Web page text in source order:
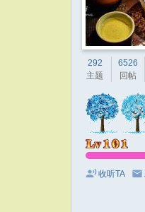
292
主题
6526
回帖
收听TA